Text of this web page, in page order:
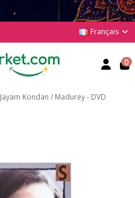
Français
0
Jayam Kondan / Madurey - DVD